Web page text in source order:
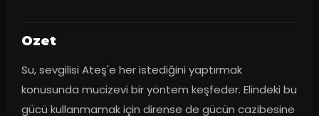
Ozet
Su, sevgilisi Ateş'e her istediğini yaptırmak
konusunda mucizevi bir yöntem keşfeder. Elindeki bu
gücü kullanmamak için dirense de gücün cazibesine